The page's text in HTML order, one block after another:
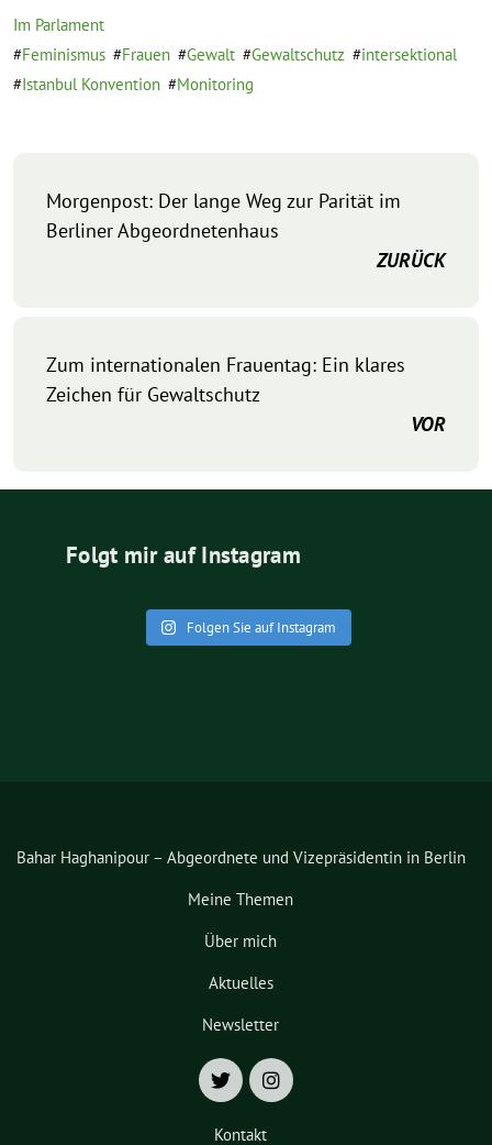
Im Parlament
Feminismus
Frauen Gewalt Gewaltschutz
intersektional
Istanbul Konvention
Monitoring
Morgenpost: Der lange Weg zur Parität im
Berliner Abgeordnetenhaus
ZURÜCK
Zum internationalen Frauentag: Ein klares
Zeichen für Gewaltschutz
VOR
Folgt mir auf Instagram
Folgen Sie auf Instagram
Bahar Haghanipour – Abgeordnete und Vizepräsidentin in Berlin
Meine Themen
Über mich
Aktuelles
Newsletter
Kontakt